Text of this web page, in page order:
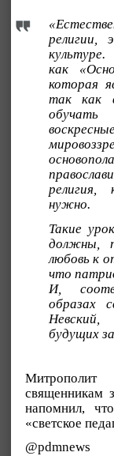
религии,
как
которая
так как
обучать
религия,
нужно.
Такие
должны,
любовь к
что
И,
образах
будущих
священникам
напомнил,
«светское
@pdmnews